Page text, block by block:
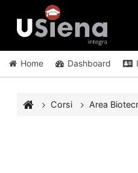
Vai al contenuto principale
Home Dashboard
Corsi Area